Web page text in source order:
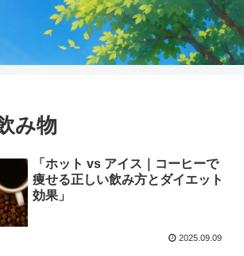
み物
「ホット vs アイス｜コーヒーで
痩せる正しい飲み方とダイエット
効果」
2025.09.09